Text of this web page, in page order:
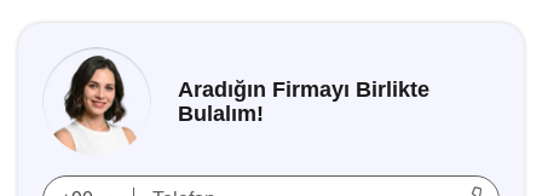
Aradığın Firmayı Birlikte
Bulalım!